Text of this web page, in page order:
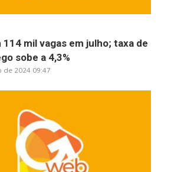
114 mil vagas em julho; taxa de
sobe a 4,3%
de 2024 09:47